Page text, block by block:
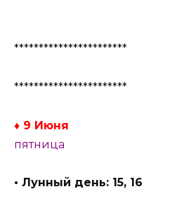
***********************
***********************
♦ 9 Июня
пятница
• Лунный день: 15, 16